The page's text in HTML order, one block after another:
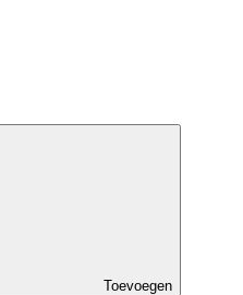
Toevoegen